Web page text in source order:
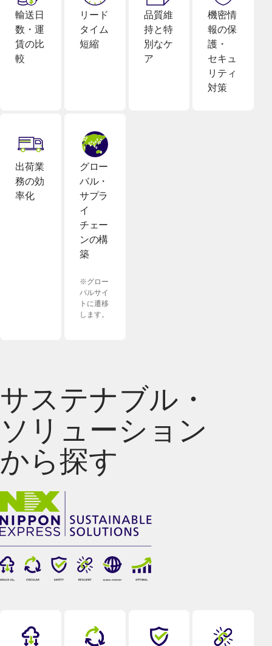
輸送日
数・運
賃の比
較
リード
タイム
短縮
品質維
持と特
別なケ
ア
機密情
報の保
護・
セキュ
リティ
対策
出荷業
務の効
率化
グロー
バル・
サプラ
イ
チェー
ンの構
築
※グロー
バルサイ
トに遷移
します。
サステナブル・
ソリューション
から探す